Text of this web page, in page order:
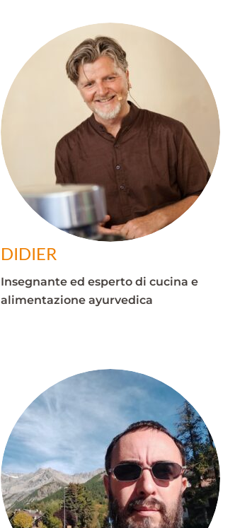
DIDIER
Insegnante ed esperto di cucina e
alimentazione ayurvedica